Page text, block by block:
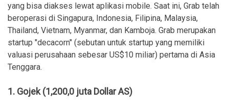
yang bisa diakses lewat aplikasi mobile. Saat ini, Grab telah
beroperasi di Singapura, Indonesia, Filipina, Malaysia,
Thailand, Vietnam, Myanmar, dan Kamboja. Grab merupakan
startup "decacorn" (sebutan untuk startup yang memiliki
valuasi perusahaan sebesar US$10 miliar) pertama di Asia
Tenggara.
1. Gojek (1,200,0 juta Dollar AS)